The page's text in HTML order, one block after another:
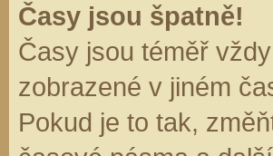
Časy jsou špatně!
Časy jsou téměř
zobrazené v jiném
Pokud je to tak,